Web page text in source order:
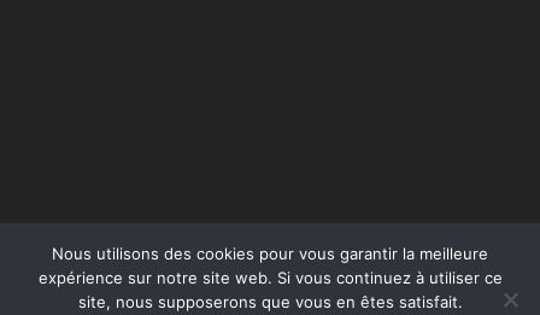
Nous utilisons des cookies pour vous garantir la meilleure
expérience sur notre site web. Si vous continuez à utiliser ce
site, nous supposerons que vous en êtes satisfait.